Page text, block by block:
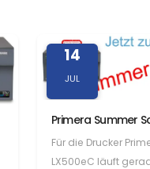
14
JUL
Primera Summer
Für die Drucker
LX500eC läuft